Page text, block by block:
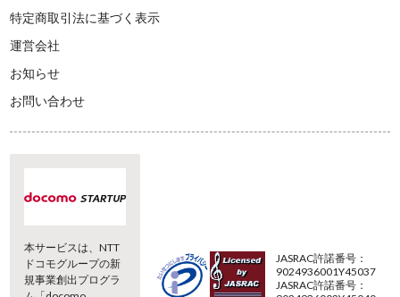
特定商取引法に基づく表示
運営会社
お知らせ
お問い合わせ
本サービスは、NTT
ドコモグループの新
規事業創出プログラ
JASRAC許諾番号：
9024936001Y45037
JASRAC許諾番号：